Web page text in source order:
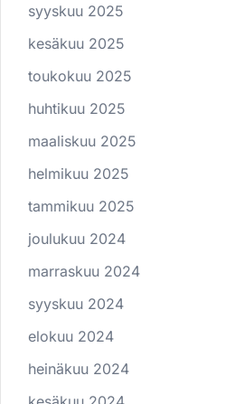
syyskuu 2025
kesäkuu 2025
toukokuu 2025
huhtikuu 2025
maaliskuu 2025
helmikuu 2025
tammikuu 2025
joulukuu 2024
marraskuu 2024
syyskuu 2024
elokuu 2024
heinäkuu 2024